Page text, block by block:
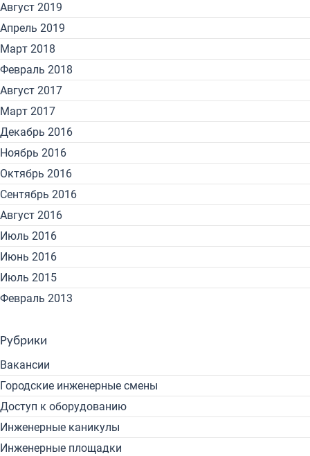
Август 2019
Апрель 2019
Март 2018
Февраль 2018
Август 2017
Март 2017
Декабрь 2016
Ноябрь 2016
Октябрь 2016
Сентябрь 2016
Август 2016
Июль 2016
Июнь 2016
Июль 2015
Февраль 2013
Рубрики
Вакансии
Городские инженерные смены
Доступ к оборудованию
Инженерные каникулы
Инженерные площадки